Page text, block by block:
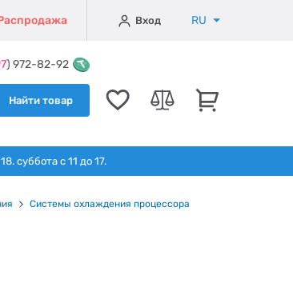
Вход RU
) 972-82-92
Найти товар
суббота с 11 до 17.
Системы охлаждения процессора